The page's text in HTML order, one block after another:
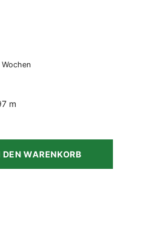
m
DEN WARENKORB